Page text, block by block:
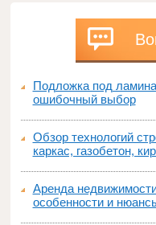
Подложка под
ошибочный выбор
Обзор технологий
каркас, газобетон,
Аренда
особенности и